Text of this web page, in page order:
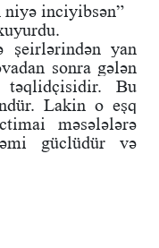
niyə inciyibsən”
şeirlərindən yan
sonra gələn
təqlidçisidir. Bu
Lakin o eşq
məsələlərə
güclüdür və